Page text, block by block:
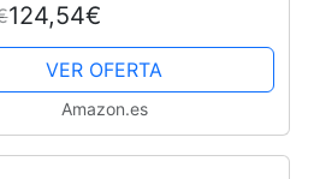
Abatible
124,54€
VER OFERTA
Amazon.es